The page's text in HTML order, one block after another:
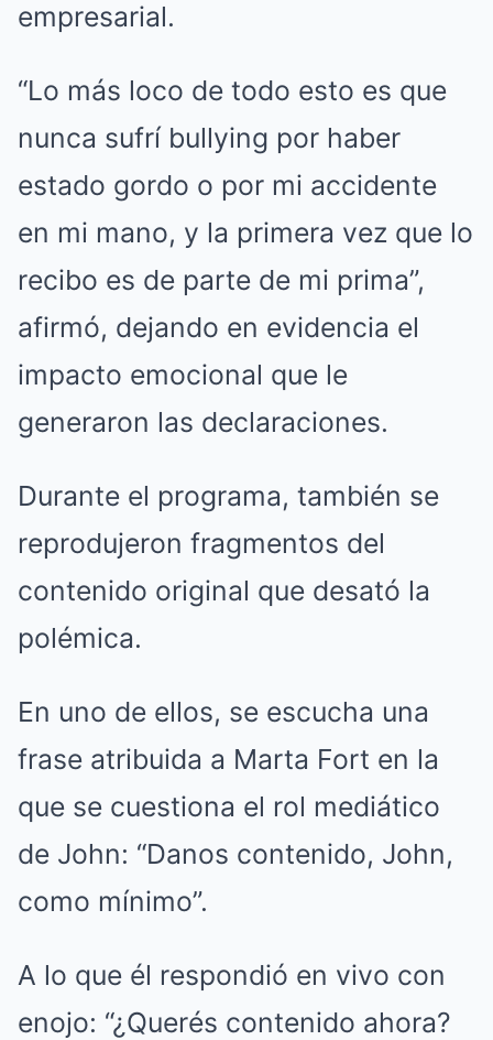
empresarial.
“Lo más loco de todo esto es que
nunca sufrí bullying por haber
estado gordo o por mi accidente
en mi mano, y la primera vez que lo
recibo es de parte de mi prima”,
afirmó, dejando en evidencia el
impacto emocional que le
generaron las declaraciones.
Durante el programa, también se
reprodujeron fragmentos del
contenido original que desató la
polémica.
En uno de ellos, se escucha una
frase atribuida a Marta Fort en la
que se cuestiona el rol mediático
de John: “Danos contenido, John,
como mínimo”.
A lo que él respondió en vivo con
enojo: “¿Querés contenido ahora?